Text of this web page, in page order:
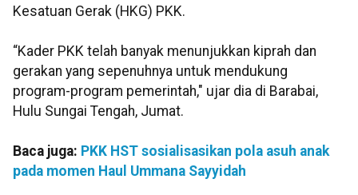
Kesatuan Gerak (HKG) PKK.
“Kader PKK telah banyak menunjukkan kiprah dan
gerakan yang sepenuhnya untuk mendukung
program-program pemerintah," ujar dia di Barabai,
Hulu Sungai Tengah, Jumat.
Baca juga: PKK HST sosialisasikan pola asuh anak
pada momen Haul Ummana Sayyidah